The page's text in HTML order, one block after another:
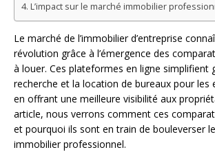
L’impact sur le marché immobilier
Le marché de l’immobilier d’entreprise
révolution grâce à l’émergence des
à louer. Ces plateformes en ligne simplifient
recherche et la location de bureaux pour les
en offrant une meilleure visibilité aux
article, nous verrons comment ces
et pourquoi ils sont en train de bouleverser
immobilier professionnel.